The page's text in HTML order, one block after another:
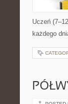
Uczeń
każdego